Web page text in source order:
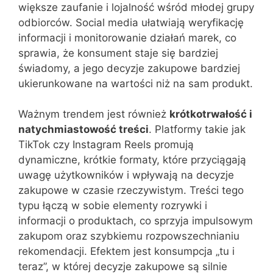
większe zaufanie i lojalność wśród młodej grupy
odbiorców. Social media ułatwiają weryfikację
informacji i monitorowanie działań marek, co
sprawia, że konsument staje się bardziej
świadomy, a jego decyzje zakupowe bardziej
ukierunkowane na wartości niż na sam produkt.
Ważnym trendem jest również krótkotrwałość i
natychmiastowość treści. Platformy takie jak
TikTok czy Instagram Reels promują
dynamiczne, krótkie formaty, które przyciągają
uwagę użytkowników i wpływają na decyzje
zakupowe w czasie rzeczywistym. Treści tego
typu łączą w sobie elementy rozrywki i
informacji o produktach, co sprzyja impulsowym
zakupom oraz szybkiemu rozpowszechnianiu
rekomendacji. Efektem jest konsumpcja „tu i
teraz”, w której decyzje zakupowe są silnie